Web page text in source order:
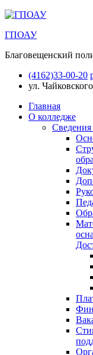
ГПОАУ
Благовещенский
(4162)33-00-20
ул.
Главная
О колледже
Сведения